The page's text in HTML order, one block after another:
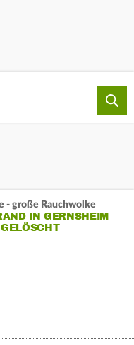
- große Rauchwolke
IN GERNSHEIM E